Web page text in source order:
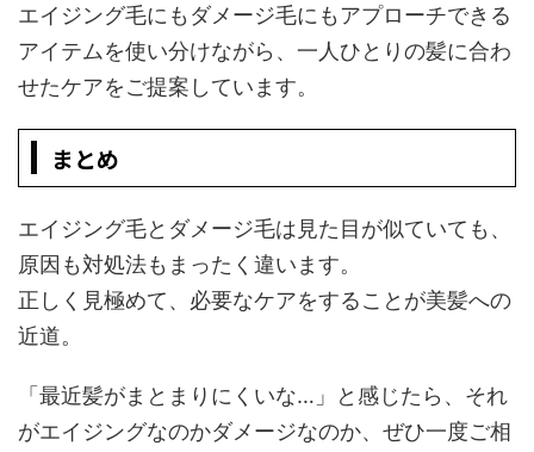
エイジング毛にもダメージ毛にもアプローチできる
アイテムを使い分けながら、一人ひとりの髪に合わ
せたケアをご提案しています。
まとめ
エイジング毛とダメージ毛は見た目が似ていても、
原因も対処法もまったく違います。
正しく見極めて、必要なケアをすることが美髪への
近道。
「最近髪がまとまりにくいな…」と感じたら、それ
がエイジングなのかダメージなのか、ぜひ一度ご相